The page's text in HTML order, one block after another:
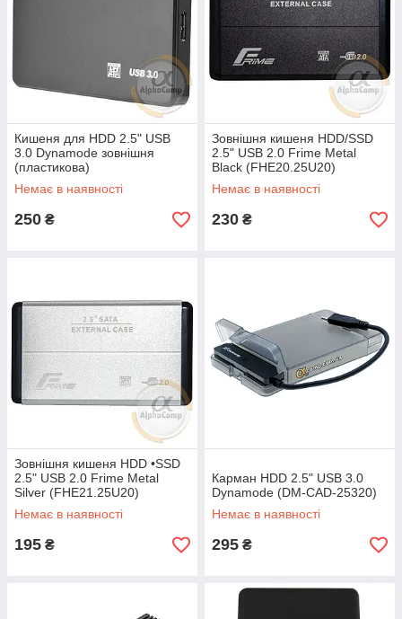
Кишеня для HDD 2.5" USB
3.0 Dynamode зовнішня
(пластикова)
Немає в наявності
250 ₴
Зовнішня кишеня HDD/SSD
2.5" USB 2.0 Frime Metal
Black (FHE20.25U20)
Немає в наявності
230 ₴
Зовнішня кишеня HDD •SSD
2.5" USB 2.0 Frime Metal
Silver (FHE21.25U20)
Немає в наявності
195 ₴
Карман HDD 2.5" USB 3.0
Dynamode (DM-CAD-25320)
Немає в наявності
295 ₴